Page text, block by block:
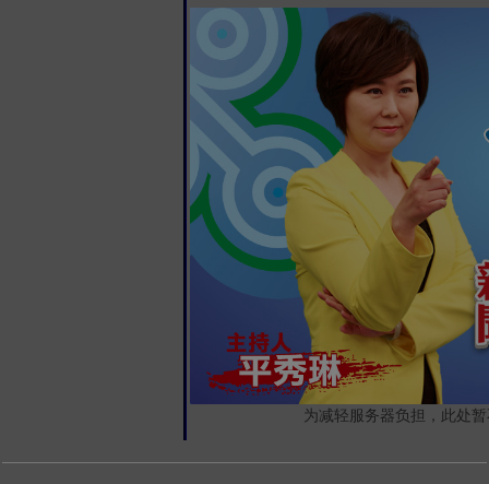
为减轻服务器负担，此处